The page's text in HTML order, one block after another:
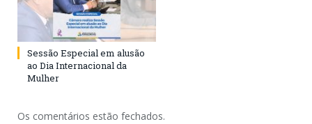
Sessão Especial em alusão
ao Dia Internacional da
Mulher
Os comentários estão fechados.